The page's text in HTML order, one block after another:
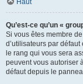
Haut
Qu’est-ce qu’un «
Si vous êtes membre
d’utilisateurs par
le rang qui vous sera
peuvent vous autoriser
défaut depuis le